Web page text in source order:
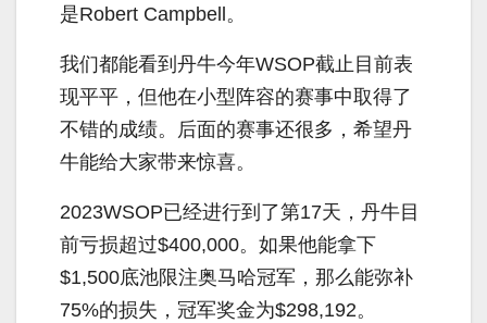
是Robert Campbell。
我们都能看到丹牛今年WSOP截止目前表
现平平，但他在小型阵容的赛事中取得了
不错的成绩。后面的赛事还很多，希望丹
牛能给大家带来惊喜。
2023WSOP已经进行到了第17天，丹牛目
前亏损超过$400,000。如果他能拿下
$1,500底池限注奥马哈冠军，那么能弥补
75%的损失，冠军奖金为$298,192。